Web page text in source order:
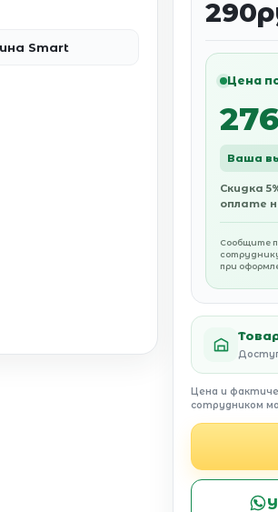
Smart
Цена
Ваша
Скидка
оплате
Сообщите
при
Цена и
сотрудником